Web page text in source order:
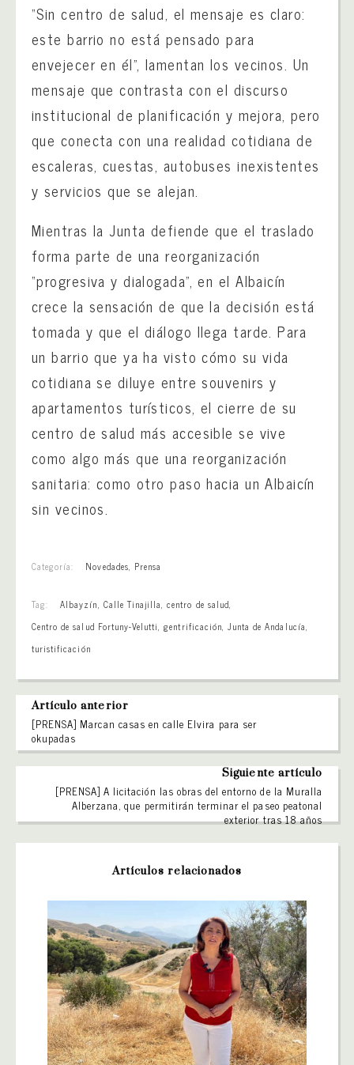
“Sin centro de salud, el mensaje es claro:
este barrio no está pensado para
envejecer en él”, lamentan los vecinos. Un
mensaje que contrasta con el discurso
institucional de planificación y mejora, pero
que conecta con una realidad cotidiana de
escaleras, cuestas, autobuses inexistentes
y servicios que se alejan.
Mientras la Junta defiende que el traslado
forma parte de una reorganización
“progresiva y dialogada”, en el Albaicín
crece la sensación de que la decisión está
tomada y que el diálogo llega tarde. Para
un barrio que ya ha visto cómo su vida
cotidiana se diluye entre souvenirs y
apartamentos turísticos, el cierre de su
centro de salud más accesible se vive
como algo más que una reorganización
sanitaria: como otro paso hacia un Albaicín
sin vecinos.
Categoría: Novedades, Prensa
Tag: Albayzín, Calle Tinajilla,centro de salud,
Centro de salud Fortuny-Velutti,gentrificación, Junta de Andalucía,
turistificación
Artículo anterior
[PRENSA] Marcan casas en calle Elvira para ser
okupadas
Siguiente artículo
[PRENSA] A licitación las obras del entorno de la Muralla
Alberzana, que permitirán terminar el paseo peatonal
exterior tras 18 años
Artículos relacionados